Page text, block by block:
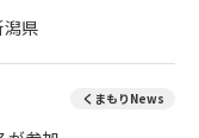
県
くまもりNews